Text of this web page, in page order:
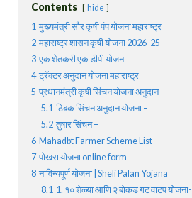
Contents hide
1 मुख्यमंत्री सौर कृषी पंप योजना महाराष्ट्र
2 महाराष्ट्र शासन कृषी योजना 2026-25
3 एक शेतकरी एक डीपी योजना
4 ट्रॅक्टर अनुदान योजना महाराष्ट्र
5 प्रधानमंत्री कृषी सिंचन योजना अनुदान –
5.1 ठिबक सिंचन अनुदान योजना –
5.2 तुषार सिंचन –
6 Mahadbt Farmer Scheme List
7 पोखरा योजना online form
8 नाविन्यपूर्ण योजना | Sheli Palan Yojana
8.1 1. १० शेळ्या आणि २ बोकड गट वाटप योजना-